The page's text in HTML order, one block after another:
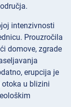
intenzivnosti
Prouzročila
domove, zgrade
erupcija je
u blizini